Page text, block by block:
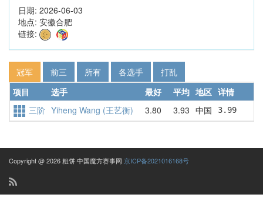
日期: 2026-06-03
地点: 安徽合肥
链接:
冠军 前三 所有 各选手
打乱
项目
选手 最好 平均 地区 详情
三阶 Yiheng Wang (王艺衡) 3.80 3.93 中国 3.99
Copyright @ 2026 粗饼·中国魔方赛事网 京ICP备2021016168号